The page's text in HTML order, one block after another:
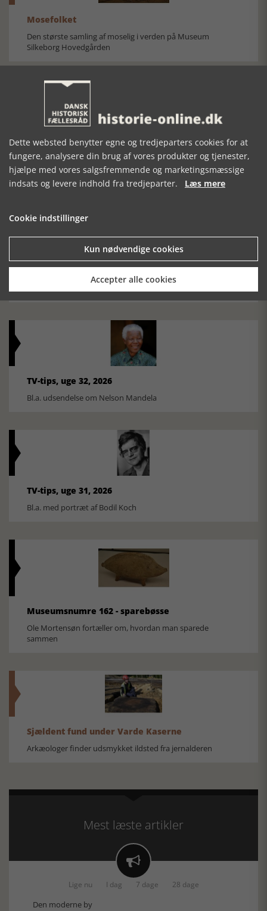
Mosefolket
Den største samling af moselig i verden på Museum
Silkeborg Hovedgården
Historisk festival i Faaborg
FOBURGH Faaborg Internationale Historie Festival 2026 30.
oktober - 1. november 2026
Ole Mortensøn fortæller om den amerikanske journalist
TV-tips, uge 32, 2026
Bl.a. udsendelse om Nelson Mandela
TV-tips, uge 31, 2026
Bl.a. med portræt af Bodil Koch
Museumsnumre 162 - sparebøsse
Ole Mortensøn fortæller om, hvordan man sparede
sammen
Sjældent fund under Varde Kaserne
Arkæologer finder udsmykket ildsted fra jernalderen
Mest læste artikler

Lige nu I dag 7 dage 28 dage
Den moderne by
Dette websted benytter egne og tredjeparters cookies for at
fungere, analysere din brug af vores produkter og tjenester,
hjælpe med vores salgsfremmende og marketingsmæssige
indsats og levere indhold fra tredjeparter. Læs mere
Cookie indstillinger
Kun nødvendige cookies
Accepter alle cookies